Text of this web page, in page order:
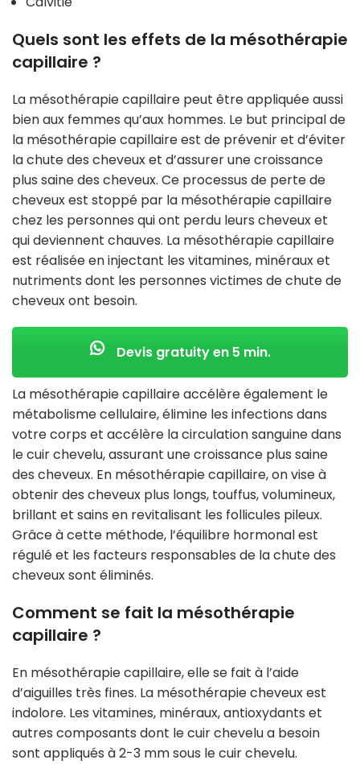
Quels sont les effets de la mésothérapie
capillaire ?
La mésothérapie capillaire peut être appliquée aussi
bien aux femmes qu’aux hommes. Le but principal de
la mésothérapie capillaire est de prévenir et d’éviter
la chute des cheveux et d’assurer une croissance
plus saine des cheveux. Ce processus de perte de
cheveux est stoppé par la mésothérapie capillaire
chez les personnes qui ont perdu leurs cheveux et
qui deviennent chauves. La mésothérapie capillaire
est réalisée en injectant les vitamines, minéraux et
nutriments dont les personnes victimes de chute de
cheveux ont besoin.
Devis gratuity en 5 min.
La mésothérapie capillaire accélère également le
métabolisme cellulaire, élimine les infections dans
votre corps et accélère la circulation sanguine dans
le cuir chevelu, assurant une croissance plus saine
des cheveux. En mésothérapie capillaire, on vise à
obtenir des cheveux plus longs, touffus, volumineux,
brillant et sains en revitalisant les follicules pileux.
Grâce à cette méthode, l’équilibre hormonal est
régulé et les facteurs responsables de la chute des
cheveux sont éliminés.
Comment se fait la mésothérapie
capillaire ?
En mésothérapie capillaire, elle se fait à l’aide
d’aiguilles très fines. La mésothérapie cheveux est
indolore. Les vitamines, minéraux, antioxydants et
autres composants dont le cuir chevelu a besoin
sont appliqués à 2-3 mm sous le cuir chevelu.